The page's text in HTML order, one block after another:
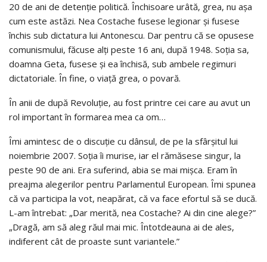
20 de ani de detenție politică. Închisoare urâtă, grea, nu așa
cum este astăzi. Nea Costache fusese legionar și fusese
închis sub dictatura lui Antonescu. Dar pentru că se opusese
comunismului, făcuse alți peste 16 ani, după 1948. Soția sa,
doamna Geta, fusese și ea închisă, sub ambele regimuri
dictatoriale. În fine, o viață grea, o povară.
În anii de după Revoluție, au fost printre cei care au avut un
rol important în formarea mea ca om…
Îmi amintesc de o discuție cu dânsul, de pe la sfârșitul lui
noiembrie 2007. Soția îi murise, iar el rămăsese singur, la
peste 90 de ani. Era suferind, abia se mai mișca. Eram în
preajma alegerilor pentru Parlamentul European. Îmi spunea
că va participa la vot, neapărat, că va face efortul să se ducă.
L-am întrebat: „Dar merită, nea Costache? Ai din cine alege?”
„Dragă, am să aleg răul mai mic. Întotdeauna ai de ales,
indiferent cât de proaste sunt variantele.”